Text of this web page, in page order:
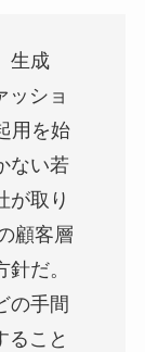
生成
ッショ
用を始
ない若
が取り
顧客層
だ。
の手間
ること